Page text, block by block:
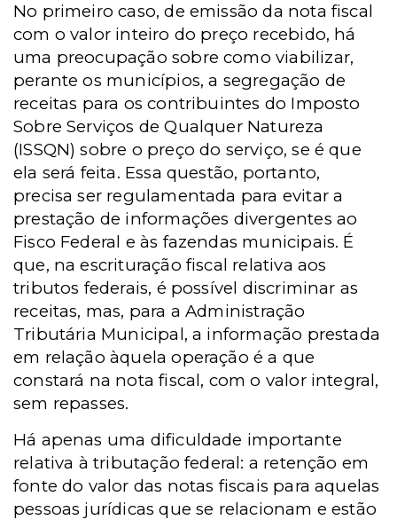
No primeiro caso, de emissão da nota fiscal
com o valor inteiro do preço recebido, há
uma preocupação sobre como viabilizar,
perante os municípios, a segregação de
receitas para os contribuintes do Imposto
Sobre Serviços de Qualquer Natureza
(ISSQN) sobre o preço do serviço, se é que
ela será feita. Essa questão, portanto,
precisa ser regulamentada para evitar a
prestação de informações divergentes ao
Fisco Federal e às fazendas municipais. É
que, na escrituração fiscal relativa aos
tributos federais, é possível discriminar as
receitas, mas, para a Administração
Tributária Municipal, a informação prestada
em relação àquela operação é a que
constará na nota fiscal, com o valor integral,
sem repasses.
Há apenas uma dificuldade importante
relativa à tributação federal: a retenção em
fonte do valor das notas fiscais para aquelas
pessoas jurídicas que se relacionam e estão